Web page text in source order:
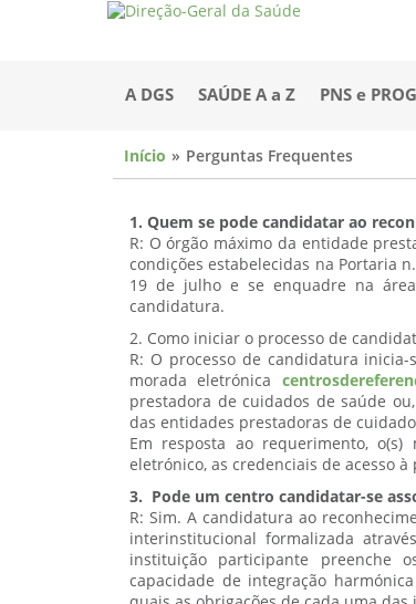
A DGS SAÚDE A a Z PNS e
Início Perguntas Frequentes
1. Quem se pode candidatar ao
R: O órgão máximo da entidade
condições estabelecidas na Portaria
19 de julho e se enquadre na
candidatura.
2. Como iniciar o processo de
R: O processo de candidatura
morada eletrónica
prestadora de cuidados de saúde
das entidades prestadoras de
Em resposta ao requerimento, o(s)
eletrónico, as credenciais de acesso
3. Pode um centro candidatar-se
R: Sim. A candidatura ao
interinstitucional formalizada
instituição participante preenche
capacidade de integração